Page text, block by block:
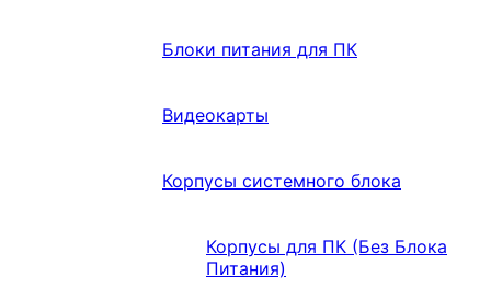
Блоки питания для ПК
Видеокарты
Корпусы системного блока
Корпусы для ПК (Без Блока
Питания)